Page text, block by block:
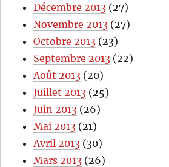
Décembre 2013 (27)
Novembre 2013 (27)
Octobre 2013 (23)
Septembre 2013 (22)
Août 2013 (20)
Juillet 2013 (25)
Juin 2013 (26)
Mai 2013 (21)
Avril 2013 (30)
Mars 2013 (26)